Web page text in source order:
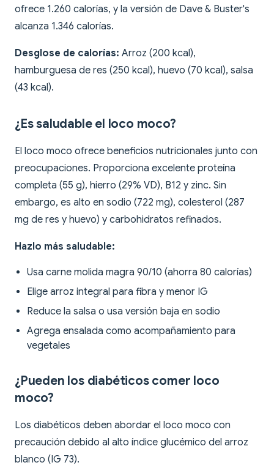
ofrece 1.260 calorías, y la versión de Dave & Buster's
alcanza 1.346 calorías.
Desglose de calorías: Arroz (200 kcal),
hamburguesa de res (250 kcal), huevo (70 kcal), salsa
(43 kcal).
¿Es saludable el loco moco?
El loco moco ofrece beneficios nutricionales junto con
preocupaciones. Proporciona excelente proteína
completa (55 g), hierro (29% VD), B12 y zinc. Sin
embargo, es alto en sodio (722 mg), colesterol (287
mg de res y huevo) y carbohidratos refinados.
Hazlo más saludable:
Usa carne molida magra 90/10 (ahorra 80 calorías)
Elige arroz integral para fibra y menor IG
Reduce la salsa o usa versión baja en sodio
Agrega ensalada como acompañamiento para
vegetales
¿Pueden los diabéticos comer loco
moco?
Los diabéticos deben abordar el loco moco con
precaución debido al alto índice glucémico del arroz
blanco (IG 73).